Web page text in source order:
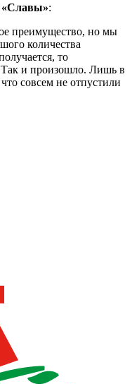
«Славы»:
преимущество, но мы
количества
то
Так и произошло. Лишь в
совсем не отпустили